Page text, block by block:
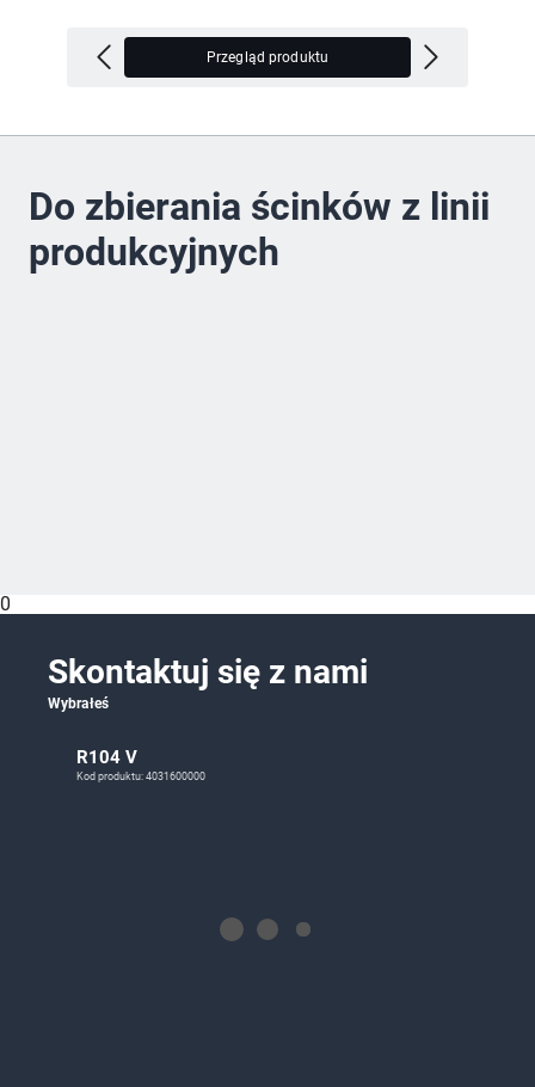
Przegląd produktu
Do zbierania ścinków z linii
produkcyjnych
0
Skontaktuj się z nami
Wybrałeś
R104 V
Kod produktu: 4031600000